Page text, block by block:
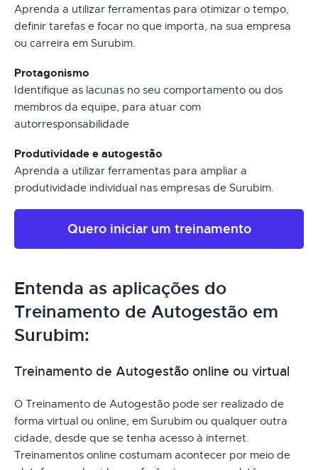
Aprenda a utilizar ferramentas para otimizar o tempo,
definir tarefas e focar no que importa, na sua empresa
ou carreira em Surubim.
Protagonismo
Identifique as lacunas no seu comportamento ou dos
membros da equipe, para atuar com
autorresponsabilidade
Produtividade e autogestão
Aprenda a utilizar ferramentas para ampliar a
produtividade individual nas empresas de Surubim.
Quero iniciar um treinamento
Entenda as aplicações do
Treinamento de Autogestão em
Surubim:
Treinamento de Autogestão online ou virtual
O Treinamento de Autogestão pode ser realizado de
forma virtual ou online, em Surubim ou qualquer outra
cidade, desde que se tenha acesso à internet.
Treinamentos online costumam acontecer por meio de